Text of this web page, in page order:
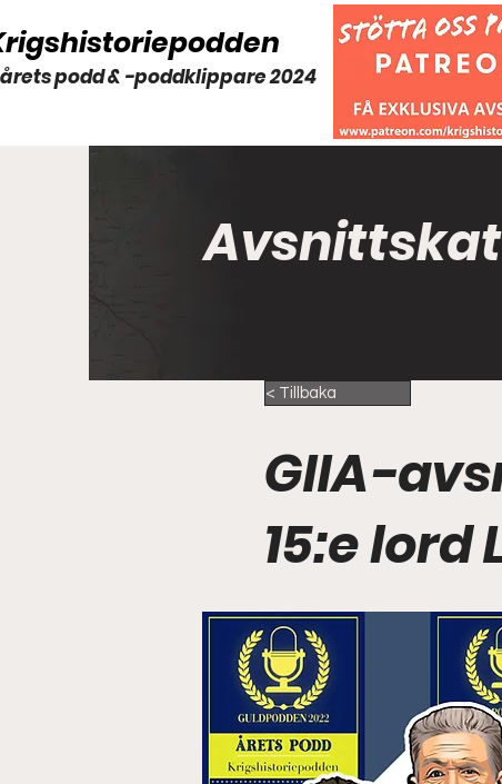
podd & -poddklippare 2024
< Tillbaka
GIIA-
15:e lord